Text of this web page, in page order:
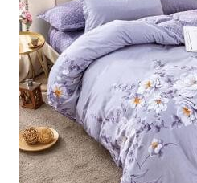
Cearceaf cu elastic
Cearceaf normal
Lenjerii De Pat Creponate
Lenjerii De Pat Bumbac Poplin 2
Persoane
Lenjerii De Pat Bumbac Poplin,
Matlasate, 2 Persoane
Lenjerii De Pat Bumbac Satinat 2
Persoane